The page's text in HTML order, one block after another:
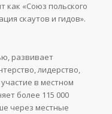
как «Союз польского
скаутов и гидов».
развивает
лидерство,
в местном
более 115 000
через местные